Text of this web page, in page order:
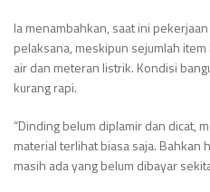
Ia menambahkan, saat ini
pelaksana, meskipun sejumlah
air dan meteran listrik. Kondisi
kurang rapi.
“Dinding belum diplamir dan dicat,
material terlihat biasa saja. Bahkan
masih ada yang belum dibayar